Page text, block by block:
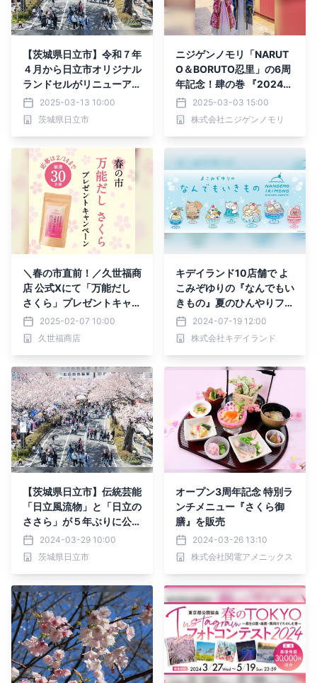
【茨城県日立市】令和７年
４月から日立市オリジナル
ランドセルがリニューア
ル！2025-03-13 10:00
茨城県日立市
ニジゲンノモリ「NARUT
O＆BORUTO忍里」の6周
年記念！肆の巻 『2024年
特別任務大復活祭』 3月2
7日（木）より開催
2025-03-03 15:00
株式会社ニジゲンノモリ
＼春の市直前！／久世福商
店 公式Xにて「万能だし
さくら」プレゼントキャン
ペーンを開催【久世福商
店】
2025-02-07 10:00
久世福商店
キデイランド10店舗で よ
こみぞゆりの『なんでもい
きもの』夏のひんやりフェ
ア開催！！ 2024年7月26
日(金)～スタート
2024-07-19 12:00
株式会社キデイランド
【茨城県日立市】伝統芸能
「日立風流物」と「日立の
ささら」が５年ぶりに公
開！４月１日（月）～１４
日（日）「第５９回日立さ
くらまつり」開催！
2024-03-29 10:00
茨城県日立市
オープン3周年記念 特別ラ
ンチメニュー『さくら御
膳』を販売
2024-03-26 13:10
株式会社関電アメニックス